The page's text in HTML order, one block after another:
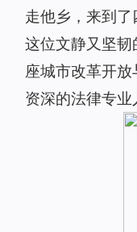
走他乡，来到
这位文静又坚
座城市改革开
资深的法律专业